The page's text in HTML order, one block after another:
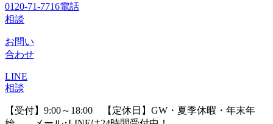
0120-71-7716電話
相談
お問い
合わせ
LINE
相談
【受付】9:00～18:00 【定休日】GW・夏季休暇・年末年